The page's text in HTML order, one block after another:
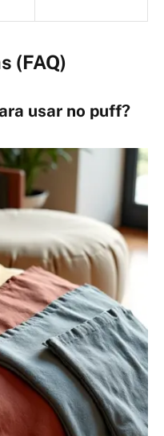
(FAQ)
usar no puff?